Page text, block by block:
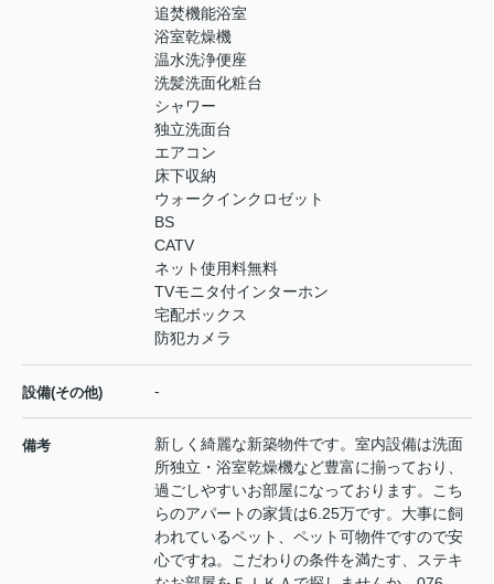
追焚機能浴室
浴室乾燥機
温水洗浄便座
洗髪洗面化粧台
シャワー
独立洗面台
エアコン
床下収納
ウォークインクロゼット
BS
CATV
ネット使用料無料
TVモニタ付インターホン
宅配ボックス
防犯カメラ
設備(その他) -
備考
新しく綺麗な新築物件です。室内設備は洗面
所独立・浴室乾燥機など豊富に揃っており、
過ごしやすいお部屋になっております。こち
らのアパートの家賃は6.25万です。大事に飼
われているペット、ペット可物件ですので安
心ですね。こだわりの条件を満たす、ステキ